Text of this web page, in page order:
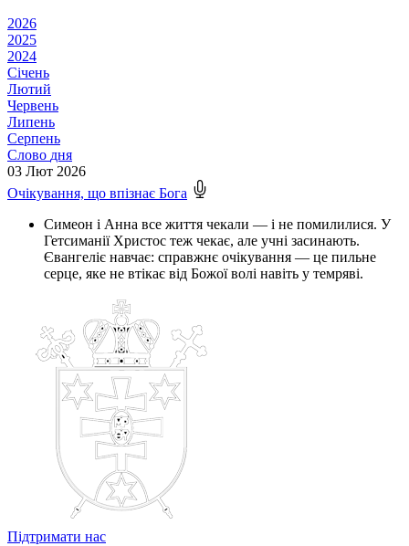
2026
2025
2024
Січень
Лютий
Червень
Липень
Серпень
Слово дня
03 Лют 2026
Очікування, що впізнає Бога
Симеон і Анна все життя чекали — і не помилилися. У
Гетсиманії Христос теж чекає, але учні засинають.
Євангеліє навчає: справжнє очікування — це пильне
серце, яке не втікає від Божої волі навіть у темряві.
Підтримати нас